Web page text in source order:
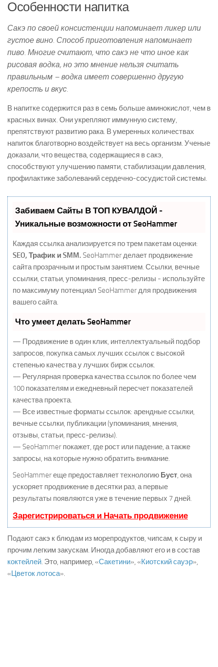
Особенности напитка
Сакэ по своей консистенции напоминает ликер или
густое вино. Способ приготовления напоминает
пиво. Многие считают, что сакэ не что иное как
рисовая водка, но это мнение нельзя считать
правильным – водка имеет совершенно другую
крепость и вкус.
В напитке содержится раз в семь больше аминокислот, чем в
красных винах. Они укрепляют иммунную систему,
препятствуют развитию рака. В умеренных количествах
напиток благотворно воздействует на весь организм. Ученые
доказали, что вещества, содержащиеся в сакэ,
способствуют улучшению памяти, стабилизации давления,
профилактике заболеваний сердечно-сосудистой системы.
Забиваем Сайты В ТОП КУВАЛДОЙ -
Уникальные возможности от SeoHammer
Каждая ссылка анализируется по трем пакетам оценки:
SEO, Трафик и SMM. SeoHammer делает продвижение
сайта прозрачным и простым занятием. Ссылки, вечные
ссылки, статьи, упоминания, пресс-релизы - используйте
по максимуму потенциал SeoHammer для продвижения
вашего сайта.
Что умеет делать SeoHammer
— Продвижение в один клик, интеллектуальный подбор
запросов, покупка самых лучших ссылок с высокой
степенью качества у лучших бирж ссылок.
— Регулярная проверка качества ссылок по более чем
100 показателям и ежедневный пересчет показателей
качества проекта.
— Все известные форматы ссылок: арендные ссылки,
вечные ссылки, публикации (упоминания, мнения,
отзывы, статьи, пресс-релизы).
— SeoHammer покажет, где рост или падение, а также
запросы, на которые нужно обратить внимание.
SeoHammer еще предоставляет технологию Буст, она
ускоряет продвижение в десятки раз, а первые
результаты появляются уже в течение первых 7 дней.
Зарегистрироваться и Начать продвижение
Подают сакэ к блюдам из морепродуктов, чипсам, к сыру и
прочим легким закускам. Иногда добавляют его и в состав
коктейлей. Это, например, «Сакетини», «Киотский сауэр»,
«Цветок лотоса».